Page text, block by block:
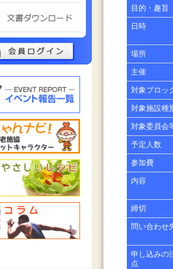
目的・趣旨
日時
場所
主催
対象ブロッ
対象施設種
対象委員会
予定人数
参加費
内容
締切
問い合わせ
申し込みの
点
文書ダウンロード